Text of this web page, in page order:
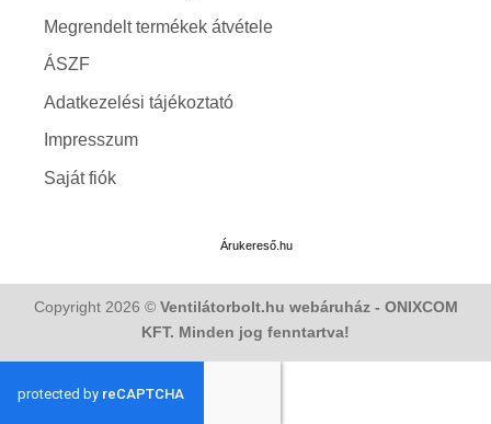
Megrendelt termékek átvétele
ÁSZF
Adatkezelési tájékoztató
Impresszum
Saját fiók
Árukereső.hu
Copyright 2026 © Ventilátorbolt.hu webáruház - ONIXCOM
KFT. Minden jog fenntartva!